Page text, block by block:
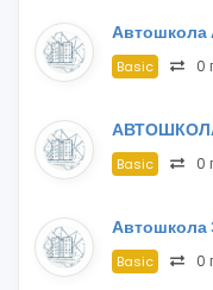
Автошкола
Basic 0
Basic 0
Автошкола
Basic 0